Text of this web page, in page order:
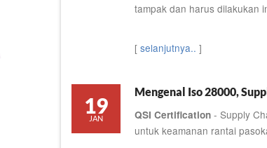
tampak dan harus dilakukan
[ selanjutnya.. ]
19
JAN
Mengenal Iso 28000,
QSI Certification - Supply
untuk keamanan rantai